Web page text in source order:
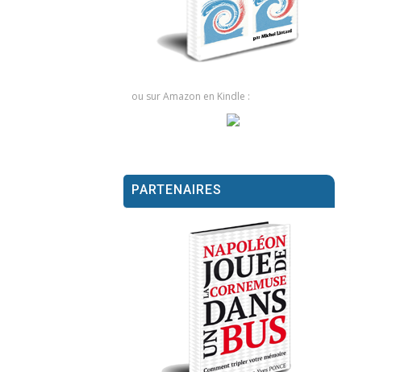
ou sur Amazon en Kindle :
PARTENAIRES